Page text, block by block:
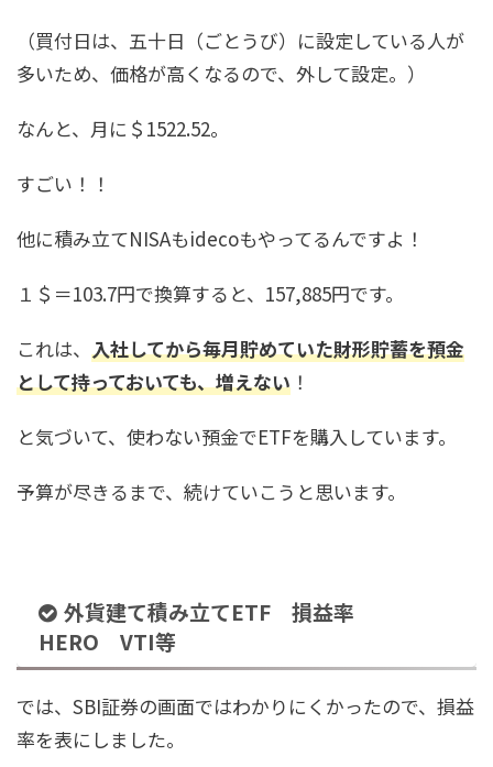
（買付日は、五十日（ごとうび）に設定している人が
多いため、価格が高くなるので、外して設定。）
なんと、月に＄1522.52。
すごい！！
他に積み立てNISAもidecoもやってるんですよ！
１＄＝103.7円で換算すると、157,885円です。
これは、 入社してから毎月貯めていた財形貯蓄を預金
として持っておいても、増えない ！
と気づいて、使わない預金でETFを購入しています。
予算が尽きるまで、続けていこうと思います。
外貨建て積み立てETF 損益率
HERO VTI等
では、SBI証券の画面ではわかりにくかったので、損益
率を表にしました。